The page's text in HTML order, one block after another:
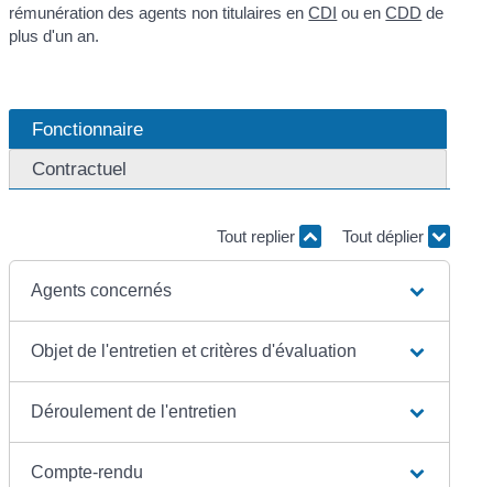
rémunération des agents non titulaires enCDI ou enCDD de
plus d'un an.
Fonctionnaire
Contractuel
Tout replier Tout déplier
Agents concernés
Objet de l'entretien et critères d'évaluation
Déroulement de l'entretien
Compte-rendu